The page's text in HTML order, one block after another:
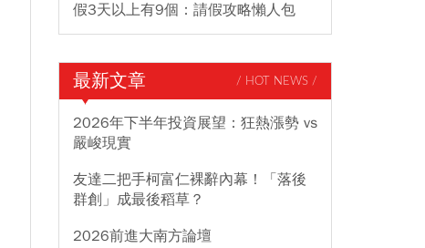
假3天以上有9個：請假攻略懶人包
最新文章 / HOT NEWS /
2026年下半年投資展望：狂熱漲勢 vs
嚴峻現實
友達二把手柯富仁裸辭內幕！「落後
群創」成最後稻草？
2026前進大南方論壇